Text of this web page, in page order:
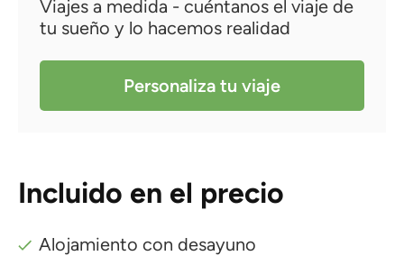
Viajes a medida - cuéntanos el viaje de
tu sueño y lo hacemos realidad
Personaliza tu viaje
Incluido en el precio
Alojamiento con desayuno